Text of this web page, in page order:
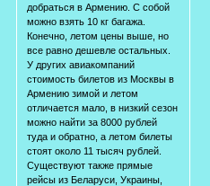
добраться в Армению. С собой
можно взять 10 кг багажа.
Конечно, летом цены выше, но
все равно дешевле остальных.
У других авиакомпаний
стоимость билетов из Москвы в
Армению зимой и летом
отличается мало, в низкий сезон
можно найти за 8000 рублей
туда и обратно, а летом билеты
стоят около 11 тысяч рублей.
Существуют также прямые
рейсы из Беларуси, Украины,